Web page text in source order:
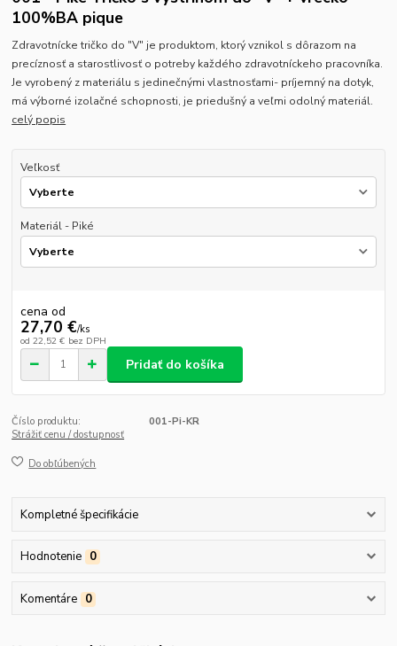
100%BA pique
Zdravotnícke tričko do "V" je produktom, ktorý vznikol s dôrazom na
precíznosť a starostlivosť o potreby každého zdravotníckeho pracovníka.
Je vyrobený z materiálu s jedinečnými vlastnosťami- príjemný na dotyk,
má výborné izolačné schopnosti, je priedušný a veľmi odolný materiál.
celý popis
Veľkosť
Materiál - Piké
cena od
27,70 €/ks
od 22,52 € bez DPH
Pridať do košíka
Číslo produktu:
001-Pi-KR
Strážiť cenu / dostupnosť
Do obľúbených
Kompletné špecifikácie
Hodnotenie 0
Komentáre 0